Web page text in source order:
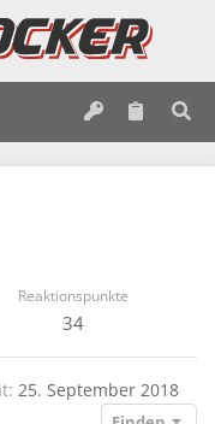
Reaktionspunkte
34
25. September 2018